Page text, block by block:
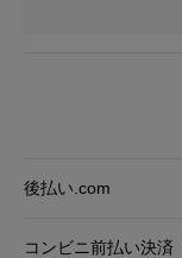
後払い.com
コンビニ前払い決済